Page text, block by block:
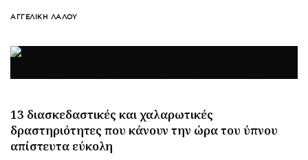
ΑΓΓΕΛΙΚΉ ΛΆΛΟΥ
13 διασκεδαστικές και χαλαρωτικές
δραστηριότητες που κάνουν την ώρα του ύπνου
απίστευτα εύκολη